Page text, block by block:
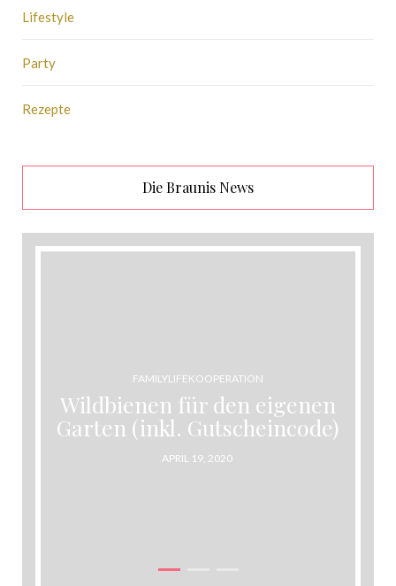
Lifestyle
Party
Rezepte
Die Braunis News
FAMILYLIFEKOOPERATION
Wildbienen für den eigenen
Garten (inkl. Gutscheincode)
POSTED
APRIL 19, 2020